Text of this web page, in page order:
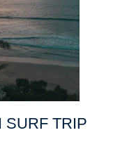
SURF TRIP